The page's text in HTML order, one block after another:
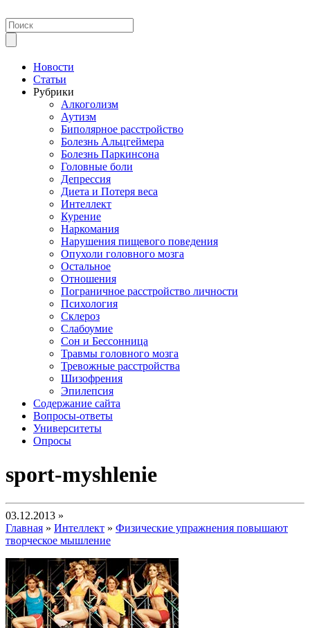
Новости
Статьи
Рубрики
Алкоголизм
Аутизм
Биполярное расстройство
Болезнь Альцгеймера
Болезнь Паркинсона
Головные боли
Депрессия
Диета и Потеря веса
Интеллект
Курение
Наркомания
Нарушения пищевого поведения
Опухоли головного мозга
Остальное
Отношения
Пограничное расстройство личности
Психология
Склероз
Слабоумие
Сон и Бессонница
Травмы головного мозга
Тревожные расстройства
Шизофрения
Эпилепсия
Содержание сайта
Вопросы-ответы
Университеты
Опросы
sport-myshlenie
03.12.2013 »
Главная » Интеллект » Физические упражнения повышают
творческое мышление